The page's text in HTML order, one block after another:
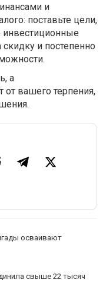
и
поставьте цели,
инвестиционные
и постепенно
а
от вашего терпения,
осваивают
свыше 22 тысяч